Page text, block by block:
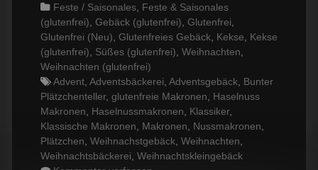
Categories
Feste / Saisonales Feste & Saisonales
(glutenfrei)
Gebäck (glutenfrei) Glutenfrei
Glutenfrei (Neu)
Glutenfreies Gebäck Kekse
Kekse
(glutenfrei)
Süßes (glutenfrei) Weihnachten
Weihnachten (glutenfrei)
Tags
Advent Adventsbäckerei Adventsgebäck Bunter
Plätzchenteller, glutenfreie Makronen
Haselnuss
Makronen
Haselnussmakronen Klassiker,
Klassische Makronen
Makronen Nussmakronen
Plätzchen Weihnachstgebäck Weihnachten
Weihnachtsbäckerei Weihnachtskleingebäck